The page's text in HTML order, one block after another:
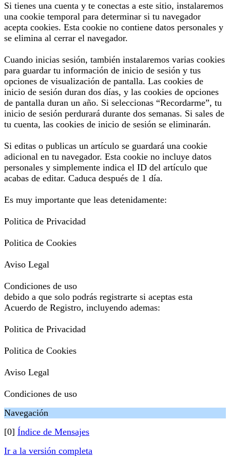
Si tienes una cuenta y te conectas a este sitio, instalaremos
una cookie temporal para determinar si tu navegador
acepta cookies. Esta cookie no contiene datos personales y
se elimina al cerrar el navegador.
Cuando inicias sesión, también instalaremos varias cookies
para guardar tu información de inicio de sesión y tus
opciones de visualización de pantalla. Las cookies de
inicio de sesión duran dos días, y las cookies de opciones
de pantalla duran un año. Si seleccionas “Recordarme”, tu
inicio de sesión perdurará durante dos semanas. Si sales de
tu cuenta, las cookies de inicio de sesión se eliminarán.
Si editas o publicas un artículo se guardará una cookie
adicional en tu navegador. Esta cookie no incluye datos
personales y simplemente indica el ID del artículo que
acabas de editar. Caduca después de 1 día.
Es muy importante que leas detenidamente:
Politica de Privacidad
Politica de Cookies
Aviso Legal
Condiciones de uso
debido a que solo podrás registrarte si aceptas esta
Acuerdo de Registro, incluyendo ademas:
Politica de Privacidad
Politica de Cookies
Aviso Legal
Condiciones de uso
Navegación
[0] Índice de Mensajes
Ir a la versión completa